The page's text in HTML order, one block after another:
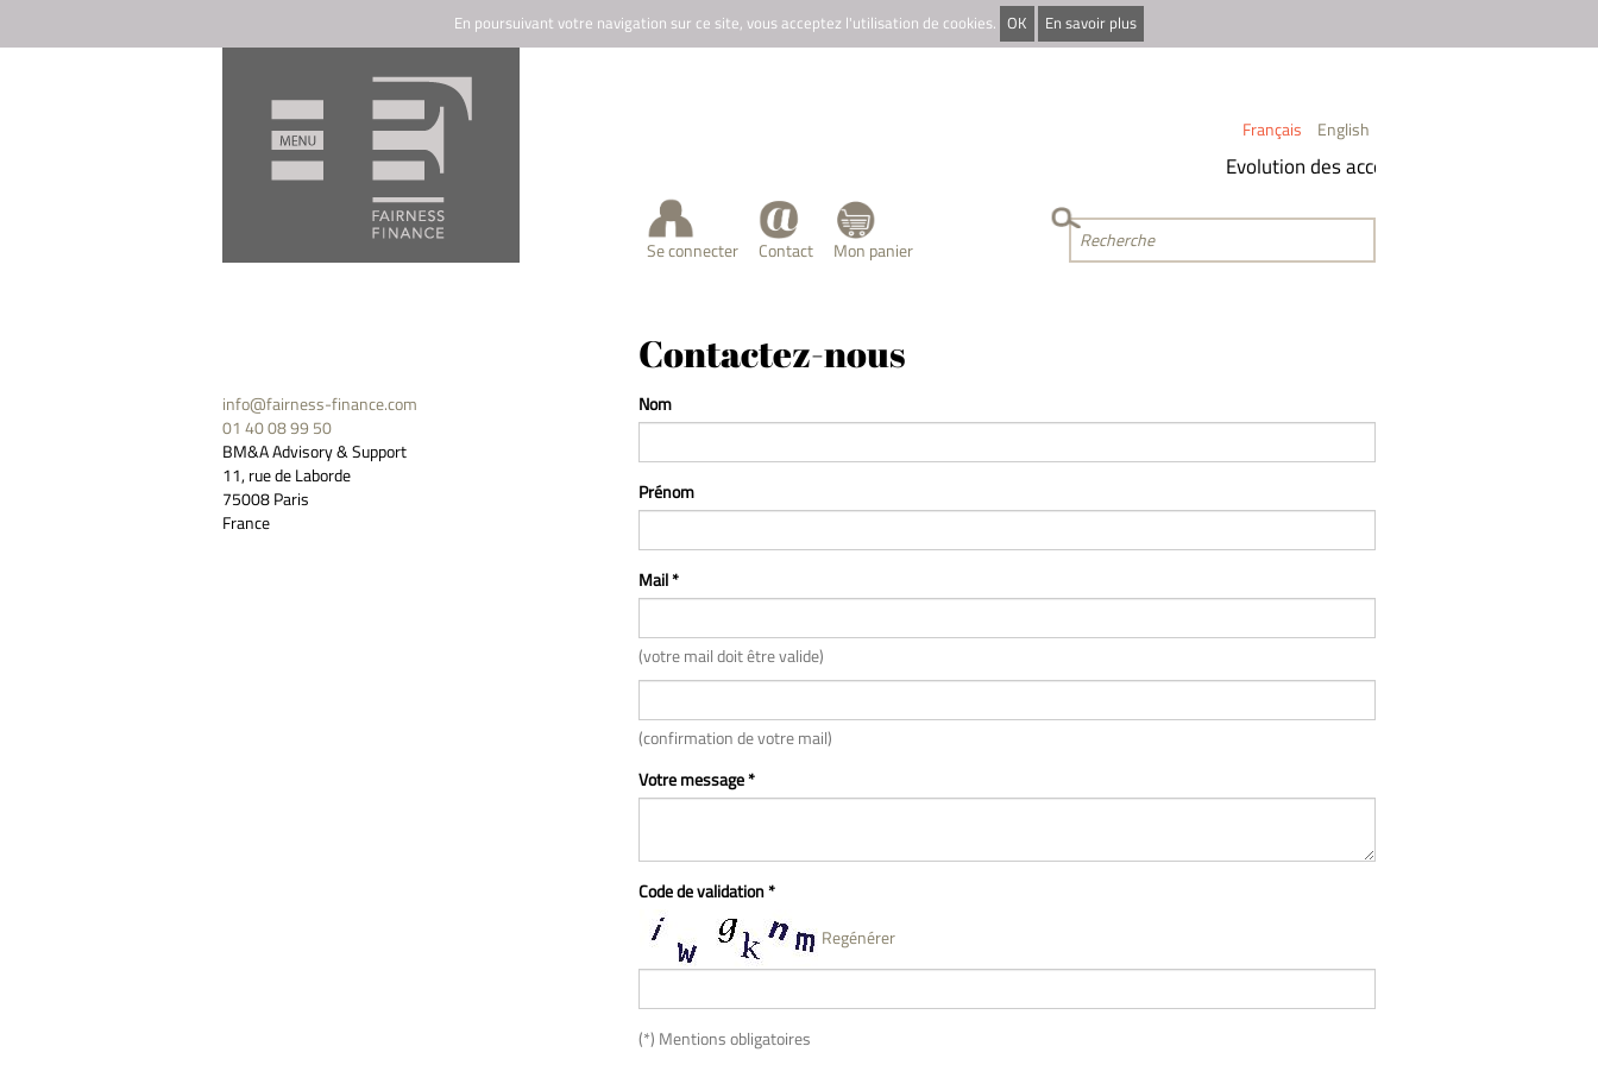
En poursuivant votre navigation sur ce site, vous acceptez l'utilisation de cookies. OK En savoir plus
Français English
Evolution des accès aux indicateurs
Se connecter Contact Mon panier
Contactez-nous
info@fairness-finance.com
01 40 08 99 50
BM&A Advisory & Support
11, rue de Laborde
75008 Paris
France
Nom
Prénom
Mail *
(votre mail doit être valide)
(confirmation de votre mail)
Votre message *
Code de validation *
Regénérer
(*) Mentions obligatoires